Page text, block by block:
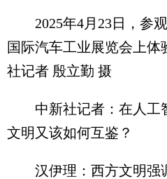
2025年4月23日，参观
国际汽车工业展览会上
社记者 殷立勤 摄
中新社记者：在人工
文明又该如何互鉴？
汉伊理：西方文明强